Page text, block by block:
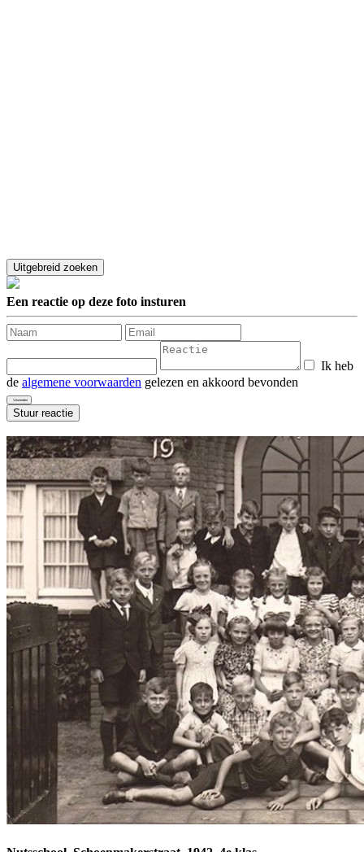
Een reactie op deze foto insturen
Ik heb
de algemene voorwaarden gelezen en akkoord bevonden